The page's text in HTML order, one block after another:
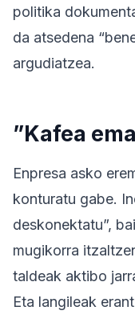
politika
da atsedena
argudiatzea.
”Kafea
Enpresa asko
konturatu gabe.
deskonektatu”,
mugikorra
taldeak aktibo
Eta langileak